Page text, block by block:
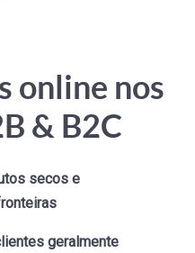
online nos
& B2C
secos e
geralmente